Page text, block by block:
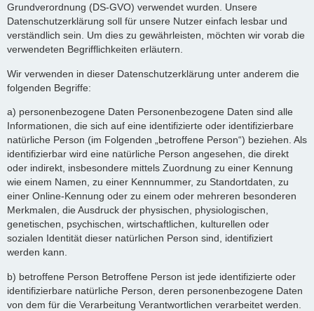
Grundverordnung (DS-GVO) verwendet wurden. Unsere
Datenschutzerklärung soll für unsere Nutzer einfach lesbar und
verständlich sein. Um dies zu gewährleisten, möchten wir vorab die
verwendeten Begrifflichkeiten erläutern.
Wir verwenden in dieser Datenschutzerklärung unter anderem die
folgenden Begriffe:
a) personenbezogene Daten Personenbezogene Daten sind alle
Informationen, die sich auf eine identifizierte oder identifizierbare
natürliche Person (im Folgenden „betroffene Person“) beziehen. Als
identifizierbar wird eine natürliche Person angesehen, die direkt
oder indirekt, insbesondere mittels Zuordnung zu einer Kennung
wie einem Namen, zu einer Kennnummer, zu Standortdaten, zu
einer Online-Kennung oder zu einem oder mehreren besonderen
Merkmalen, die Ausdruck der physischen, physiologischen,
genetischen, psychischen, wirtschaftlichen, kulturellen oder
sozialen Identität dieser natürlichen Person sind, identifiziert
werden kann.
b) betroffene Person Betroffene Person ist jede identifizierte oder
identifizierbare natürliche Person, deren personenbezogene Daten
von dem für die Verarbeitung Verantwortlichen verarbeitet werden.